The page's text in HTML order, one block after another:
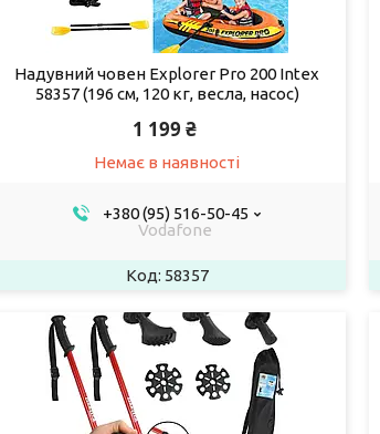
Надувний човен Explorer Pro 200 Intex
58357 (196 см, 120 кг, весла, насос)
1 199 ₴
Немає в наявності
+380 (95) 516-50-45
Vodafone
58357